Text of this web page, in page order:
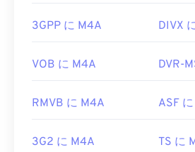
(3GPP)
初回リリース:
https://en.wikipedia.org/wiki/
ビューできます。
Premiere Pro
Elmedia Player
開発元: ISO/IEC
Moving
初回リリース:
3GPP に M4A DIVX
VOB に M4A DVR-
RMVB に M4A ASF
3G2 に M4A TS に